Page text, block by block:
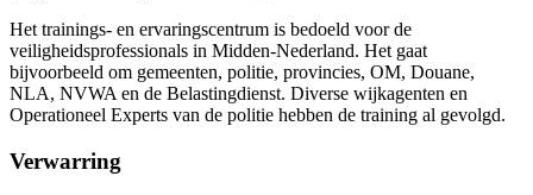
Het trainings- en ervaringscentrum is bedoeld voor de
veiligheidsprofessionals in Midden-Nederland. Het gaat
bijvoorbeeld om gemeenten, politie, provincies, OM, Douane,
NLA, NVWA en de Belastingdienst. Diverse wijkagenten en
Operationeel Experts van de politie hebben de training al gevolgd.
Verwarring